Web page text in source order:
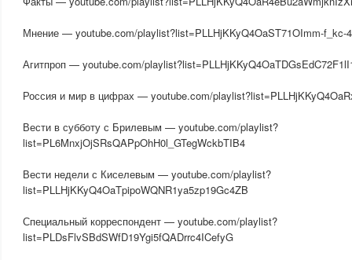
Мнение — youtube.com/playlist?list=PLLHjKKyQ4OaST71OImm-f_kc-
Агитпроп — youtube.com/
Россия и мир в цифрах — youtube.com/
Вести в субботу с Брилевым — youtube.com/playlist?
list=PL6MnxjOjSRsQAPpOhH0l_GTegWckbTIB4
Вести недели с Киселевым — youtube.com/playlist?
list=PLLHjKKyQ4OaTpipoWQNR1ya5zp19Gc4ZB
Специальный корреспондент — youtube.com/playlist?
list=PLDsFlvSBdSWfD19Ygi5fQADrrc4ICefyG